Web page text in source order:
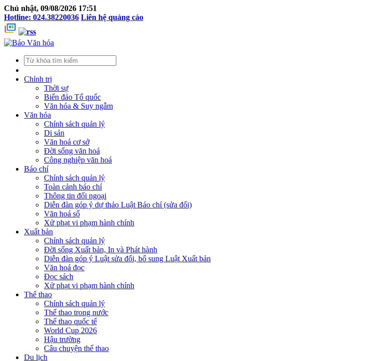
Chủ nhật, 09/08/2026 17:51
Hotline: 024.38220036 Liên hệ quảng cáo
Chính trị
Thời sự
Biển đảo Tổ quốc
Văn hóa & Suy ngẫm
Văn hóa
Chính sách quản lý
Di sản
Văn hoá cơ sở
Đời sống văn hoá
Công nghiệp văn hoá
Báo chí
Chính sách quản lý
Toàn cảnh báo chí
Thông tin đối ngoại
Diễn đàn góp ý dự thảo Luật Báo chí (sửa đổi)
Văn hoá số
Xử phạt vi phạm hành chính
Xuất bản
Chính sách quản lý
Đời sống Xuất bản, In và Phát hành
Diễn đàn góp ý Luật sửa đổi, bổ sung Luật Xuất bản
Văn hoá đọc
Đọc sách
Xử phạt vi phạm hành chính
Thể thao
Chính sách quản lý
Thể thao trong nước
Thể thao quốc tế
World Cup 2026
Hậu trường
Câu chuyện thể thao
Du lịch